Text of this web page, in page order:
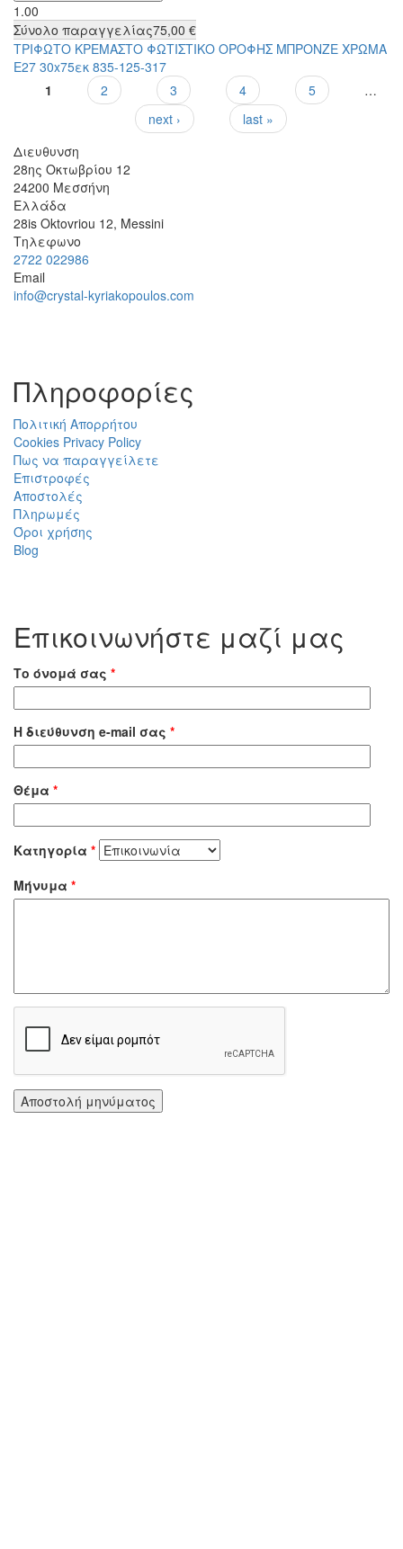
1.00
Σύνολο παραγγελίας75,00 €
ΤΡΙΦΩΤΟ ΚΡΕΜΑΣΤΟ ΦΩΤΙΣΤΙΚΟ ΟΡΟΦΗΣ ΜΠΡΟΝΖΕ ΧΡΩΜΑ
Ε27 30x75εκ 835-125-317
Σελίδες
1 2 3 4 5
…
next ›
last »
Διευθυνση
28ης Οκτωβρίου 12
24200 Μεσσήνη
Ελλάδα
28is Oktovriou 12, Messini
Τηλεφωνο
2722 022986
Email
info@crystal-kyriakopoulos.com
Πληροφορίες
Πολιτική Απορρήτου
Cookies Privacy Policy
Πως να παραγγείλετε
Επιστροφές
Αποστολές
Πληρωμές
Όροι χρήσης
Blog
Επικοινωνήστε μαζί μας
Το όνομά σας *
Η διεύθυνση e-mail σας *
Θέμα *
Κατηγορία *
Μήνυμα *